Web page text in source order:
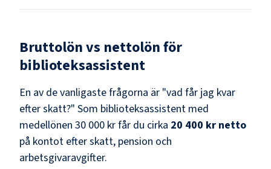
Bruttolön vs nettolön för
biblioteksassistent
En av de vanligaste frågorna är "vad får jag kvar
efter skatt?" Som biblioteksassistent med
medellönen 30 000 krfår du cirka 20 400 kr netto
på kontot efter skatt, pension och
arbetsgivaravgifter.